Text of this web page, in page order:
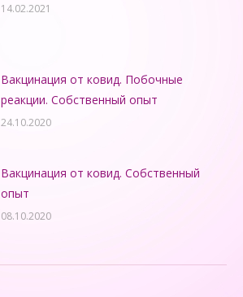
14.02.2021
Вакцинация от ковид. Побочные
реакции. Собственный опыт
24.10.2020
Вакцинация от ковид. Собственный
опыт
08.10.2020